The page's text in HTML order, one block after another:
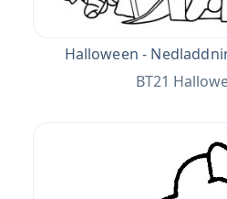
Halloween -
BT21